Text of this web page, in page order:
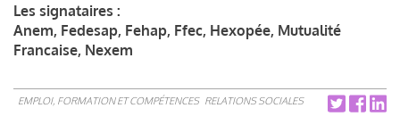
Les signataires :
Anem, Fedesap, Fehap, Ffec, Hexopée, Mutualité
Francaise, Nexem
EMPLOI, FORMATION ET COMPÉTENCES RELATIONS SOCIALES